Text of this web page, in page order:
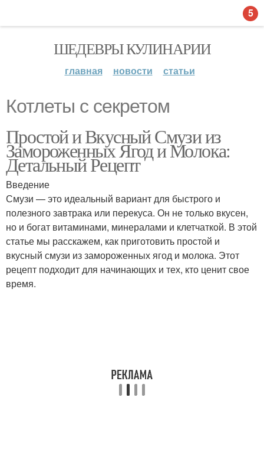
ШЕДЕВРЫ КУЛИНАРИИ
главная новости статьи
Котлеты с секретом
Простой и Вкусный Смузи из
Замороженных Ягод и Молока:
Детальный Рецепт
Введение
Смузи — это идеальный вариант для быстрого и
полезного завтрака или перекуса. Он не только вкусен,
но и богат витаминами, минералами и клетчаткой. В этой
статье мы расскажем, как приготовить простой и
вкусный смузи из замороженных ягод и молока. Этот
рецепт подходит для начинающих и тех, кто ценит свое
время.
5